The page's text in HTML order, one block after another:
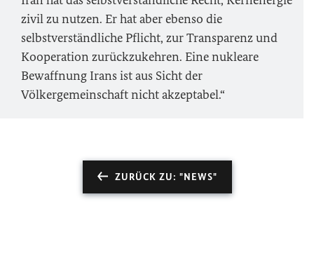
zivil zu nutzen. Er hat aber ebenso die
selbstverständliche Pflicht, zur Transparenz und
Kooperation zurückzukehren. Eine nukleare
Bewaffnung Irans ist aus Sicht der
Völkergemeinschaft nicht akzeptabel.“
ZURÜCK ZU: "NEWS"